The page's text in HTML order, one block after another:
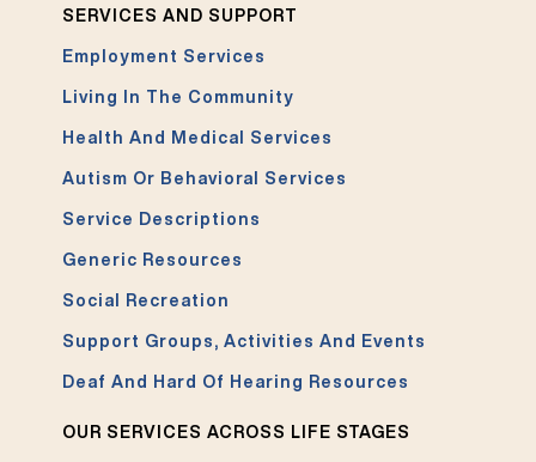
SERVICES AND SUPPORT
Employment Services
Living In The Community
Health And Medical Services
Autism Or Behavioral Services
Service Descriptions
Generic Resources
Social Recreation
Support Groups, Activities And Events
Deaf And Hard Of Hearing Resources
OUR SERVICES ACROSS LIFE STAGES